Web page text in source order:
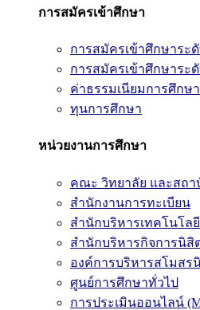
การสมัครเข้าศึกษา
การสมัครเข้าศึกษาร
การสมัครเข้าศึกษาร
ค่าธรรมเนียมการศึกษา
ทุนการศึกษา
หน่วยงานการศึกษา
คณะ วิทยาลัย และสถา
สำนักงานการทะเบียน
สำนักบริหารเทคโนโล
สำนักบริหารกิจการนิสิ
องค์การบริหารสโมสร
ศูนย์การศึกษาทั่วไป
การประเมินออนไลน์